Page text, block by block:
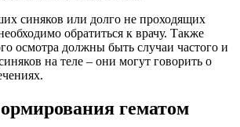
синяков или долго не проходящих
обратиться к врачу. Также
осмотра должны быть случаи частого и
на теле – они могут говорить о
гематом